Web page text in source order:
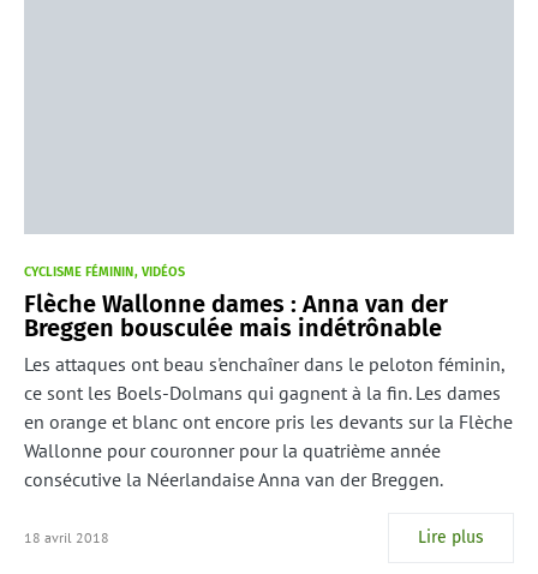
CYCLISME FÉMININ VIDÉOS
Flèche Wallonne dames : Anna van der
Breggen bousculée mais indétrônable
Les attaques ont beau s'enchaîner dans le peloton féminin,
ce sont les Boels-Dolmans qui gagnent à la fin. Les dames
en orange et blanc ont encore pris les devants sur la Flèche
Wallonne pour couronner pour la quatrième année
consécutive la Néerlandaise Anna van der Breggen.
18 avril 2018 Lire plus